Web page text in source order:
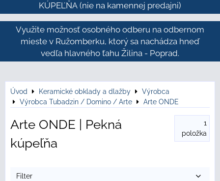
KÚPEĽŇA (nie na kamennej predajni)
Využite možnosť osobného odberu na odbernom
mieste v Ružomberku, ktorý sa nachádza hneď
vedľa hlavného ťahu Žilina - Poprad.
Úvod Keramické obklady a dlažby
Výrobca
Výrobca Tubadzin / Domino / Arte
Arte ONDE
Arte ONDE | Pekná
kúpeľňa
1
položka
Filter